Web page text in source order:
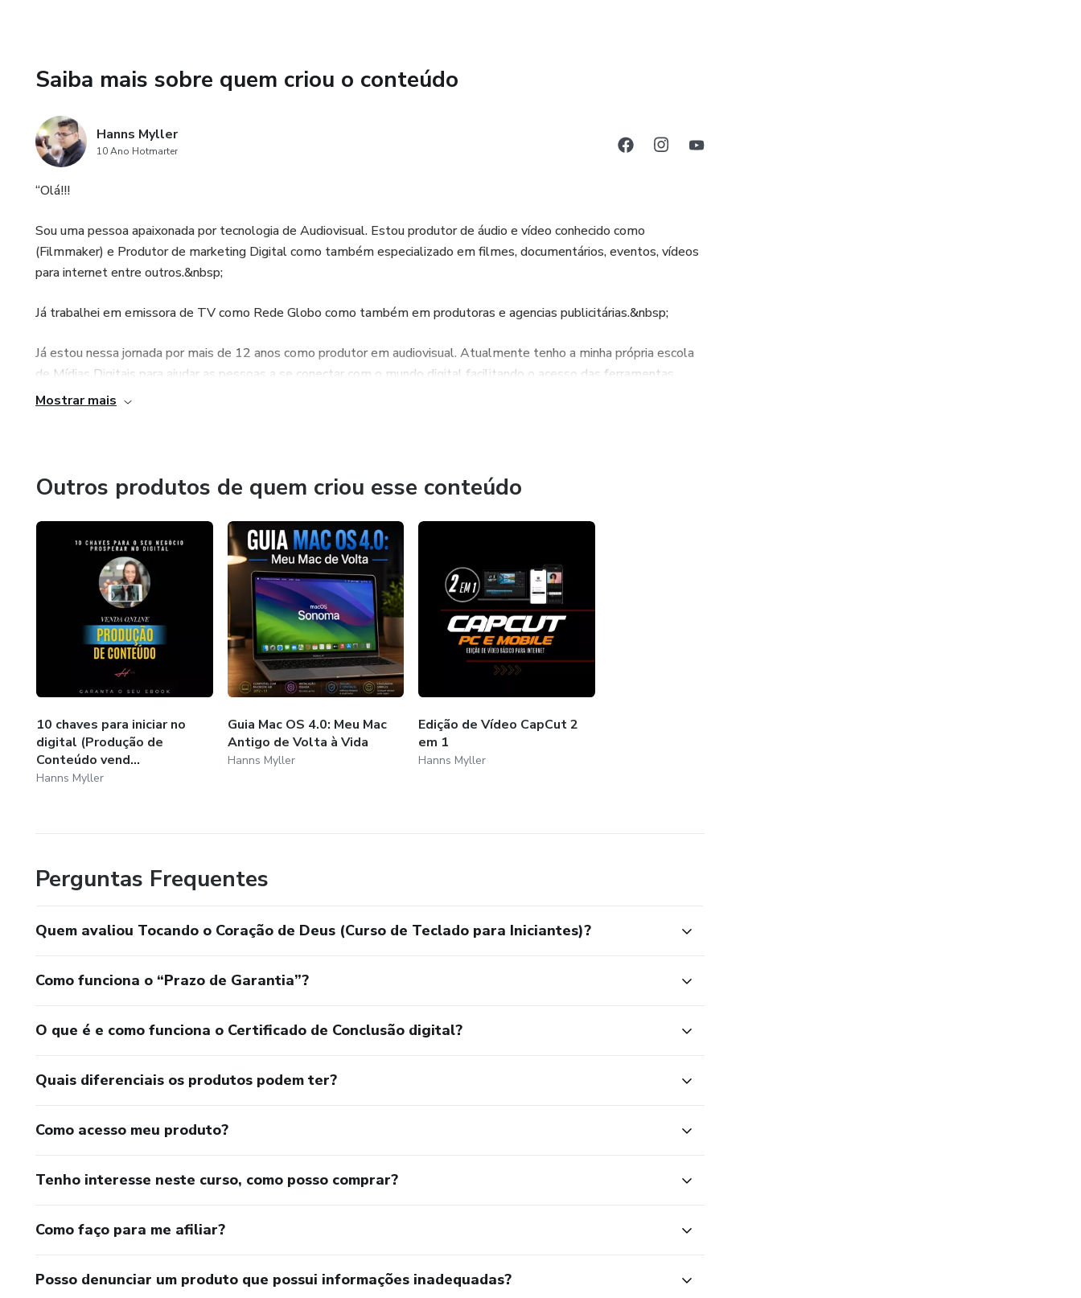
Saiba mais sobre quem criou o conteúdo
Hanns Myller
10 Ano Hotmarter
“Olá!!!
Sou uma pessoa apaixonada por tecnologia de Audiovisual. Estou produtor de áudio e vídeo conhecido como
(Filmmaker) e Produtor de marketing Digital como também especializado em filmes, documentários, eventos, vídeos
para internet entre outros.&nbsp;
Já trabalhei em emissora de TV como Rede Globo como também em produtoras e agencias publicitárias.&nbsp;
Já estou nessa jornada por mais de 12 anos como produtor em audiovisual. Atualmente tenho a minha própria escola
de Mídias Digitais para ajudar as pessoas a se conectar com o mundo digital facilitando o acesso das ferramentas
digitais.
Mostrar mais
Outros produtos de quem criou esse conteúdo
10 chaves para iniciar no
digital (Produção de
Conteúdo vend...
Hanns Myller
Guia Mac OS 4.0: Meu Mac
Antigo de Volta à Vida
Hanns Myller
Edição de Vídeo CapCut 2
em 1
Hanns Myller
Perguntas Frequentes
Quem avaliou Tocando o Coração de Deus (Curso de Teclado para Iniciantes)?
Como funciona o “Prazo de Garantia”?
O que é e como funciona o Certificado de Conclusão digital?
Quais diferenciais os produtos podem ter?
Como acesso meu produto?
Tenho interesse neste curso, como posso comprar?
Como faço para me afiliar?
Posso denunciar um produto que possui informações inadequadas?